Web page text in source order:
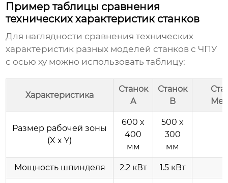
Пример таблицы сравнения
технических характеристик станков
Для наглядности сравнения технических
характеристик разных моделей станков с ЧПУ
с осью xy можно использовать таблицу:
Характеристика
Станок
A
Станок
B
Размер рабочей зоны
(X x Y)
600 x
400
мм
500 x
300
мм
Мощность шпинделя 2.2 кВт 1.5 кВт